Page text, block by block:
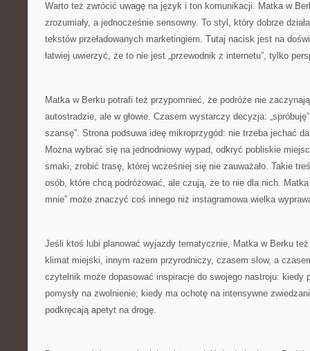
Warto też zwrócić uwagę na język i ton komunikacji. Matka w
zrozumiały, a jednocześnie sensowny. To styl, który dobrze
tekstów przeładowanych marketingiem. Tutaj nacisk jest na
łatwiej uwierzyć, że to nie jest „przewodnik z internetu”, tylko
Matka w Berku potrafi też przypomnieć, że podróże nie
autostradzie, ale w głowie. Czasem wystarczy decyzja:
szansę”. Strona podsuwa ideę mikroprzygód: nie trzeba jechać
Można wybrać się na jednodniowy wypad, odkryć pobliskie
smaki, zrobić trasę, której wcześniej się nie zauważało. Takie
osób, które chcą podróżować, ale czują, że to nie dla nich.
mnie” może znaczyć coś innego niż instagramowa wielka
Jeśli ktoś lubi planować wyjazdy tematycznie, Matka w Berku
klimat miejski, innym razem przyrodniczy, czasem slow, a
czytelnik może dopasować inspiracje do swojego nastroju: kiedy
pomysły na zwolnienie; kiedy ma ochotę na intensywne
podkręcają apetyt na drogę.